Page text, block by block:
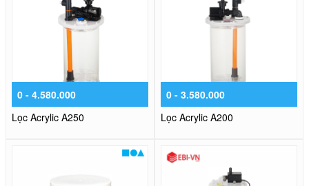
0 - 4.580.000
Lọc Acrylic A250
0 - 3.580.000
Lọc Acrylic A200